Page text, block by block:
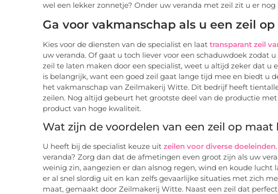
wel een lekker zonnetje? Onder uw veranda met zeil zit u er
Ga voor vakmanschap als u een zeil
Kies voor de diensten van de specialist en laat transparant zeil
uw veranda. Of gaat u toch liever voor een schaduwdoek zodat
zeil te laten maken door een specialist, weet u altijd zeker dat u
is belangrijk, want een goed zeil gaat lange tijd mee en biedt u
het vakmanschap van Zeilmakerij Witte. Dit bedrijf heeft
zeilen. Nog altijd gebeurt het grootste deel van de productie
product van hoge kwaliteit.
Wat zijn de voordelen van een zeil op maat
U heeft bij de specialist keuze uit zeilen voor diverse doeleinden
veranda? Zorg dan dat de afmetingen even groot zijn als uw
weinig zin, aangezien er dan alsnog regen, wind en koude lucht
er al snel slordig uit en kan zelfs gevaarlijke situaties met zich
maat, gemaakt door Zeilmakerij Witte. Naast een zeil dat